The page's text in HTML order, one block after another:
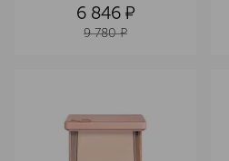
6 846 ¤
9 780 ¤